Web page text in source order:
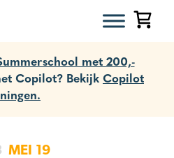
met 200,-
Copilot? Bekijk Copilot
MEI 19